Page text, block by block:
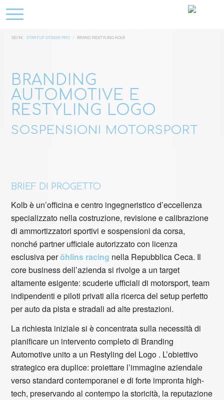
SEI IN: STARTUP DESIGN PRO / BRAND RESTYLING KOLB
BRANDING
AUTOMOTIVE E
RESTYLING LOGO
SOSPENSIONI MOTORSPORT
BRIEF DI PROGETTO
Kolb è un’officina e centro ingegneristico d’eccellenza
specializzato nella costruzione, revisione e calibrazione
di ammortizzatori sportivi e sospensioni da corsa,
nonché partner ufficiale autorizzato con licenza
esclusiva peröhlins racing nella Repubblica Ceca. Il
core business dell’azienda si rivolge a un target
altamente esigente: scuderie ufficiali di motorsport, team
indipendenti e piloti privati alla ricerca del setup perfetto
per auto da pista e stradali ad alte prestazioni.
La richiesta iniziale si è concentrata sulla necessità di
pianificare un intervento completo di Branding
Automotive unito a un Restyling del Logo . L’obiettivo
strategico era duplice: proiettare l’immagine aziendale
verso standard contemporanei e di forte impronta high-
tech, preservando al contempo la storicità, la reputazione